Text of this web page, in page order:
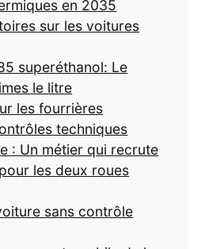
en 2035
sur les voitures
superéthanol: Le
le litre
les fourrières
techniques
: Un métier qui recrute
les deux roues
sans contrôle